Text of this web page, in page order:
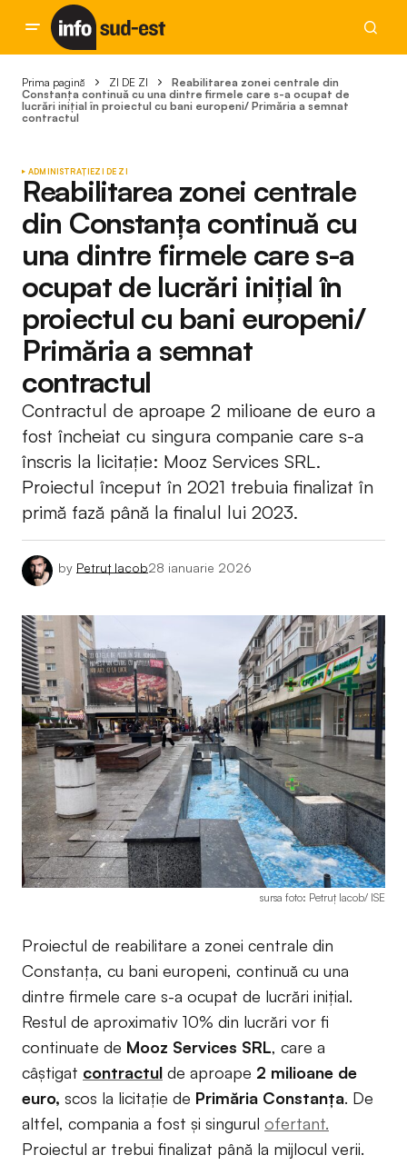
Prima pagină ZI DE ZI
Reabilitarea zonei centrale din
Constanța continuă cu una dintre firmele care s-a ocupat de
lucrări inițial în proiectul cu bani europeni/ Primăria a semnat
contractul
ADMINISTRAȚIEZI DE ZI
Reabilitarea zonei centrale
din Constanța continuă cu
una dintre firmele care s-a
ocupat de lucrări inițial în
proiectul cu bani europeni/
Primăria a semnat
contractul
Contractul de aproape 2 milioane de euro a
fost încheiat cu singura companie care s-a
înscris la licitație: Mooz Services SRL.
Proiectul început în 2021 trebuia finalizat în
primă fază până la finalul lui 2023.
by Petruț Iacob28 ianuarie 2026
sursa foto: Petruț Iacob/ ISE
Proiectul de reabilitare a zonei centrale din
Constanța, cu bani europeni, continuă cu una
dintre firmele care s-a ocupat de lucrări inițial.
Restul de aproximativ 10% din lucrări vor fi
continuate de Mooz Services SRL, care a
câștigat contractul de aproape 2 milioane de
euro, scos la licitație de Primăria Constanța. De
altfel, compania a fost și singurul ofertant.
Proiectul ar trebui finalizat până la mijlocul verii.